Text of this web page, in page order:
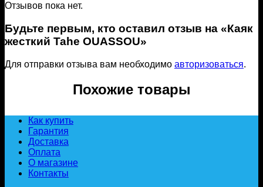
Отзывов пока нет.
Будьте первым, кто оставил отзыв на «Каяк
жесткий Tahe OUASSOU»
Для отправки отзыва вам необходимо авторизоваться.
Похожие товары
Как купить
Гарантия
Доставка
Оплата
О магазине
Контакты